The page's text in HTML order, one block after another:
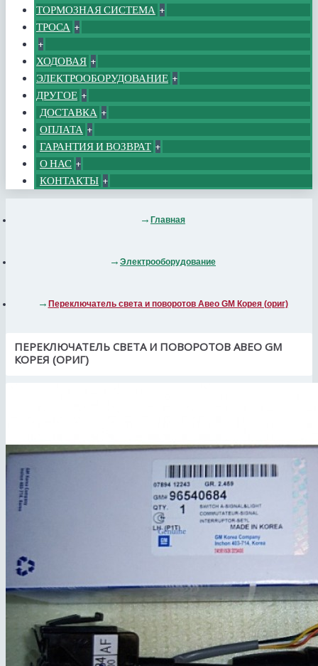
ТОРМОЗНАЯ СИСТЕМА +
ТРОСА +
+
ХОДОВАЯ +
ЭЛЕКТРООБОРУДОВАНИЕ +
ДРУГОЕ +
ДОСТАВКА +
ОПЛАТА +
ГАРАНТИЯ И ВОЗВРАТ +
О НАС +
КОНТАКТЫ +
Главная
Электрооборудование
Переключатель света и поворотов Авео GM Корея (ориг)
ПЕРЕКЛЮЧАТЕЛЬ СВЕТА И ПОВОРОТОВ АВЕО GM
КОРЕЯ (ОРИГ)